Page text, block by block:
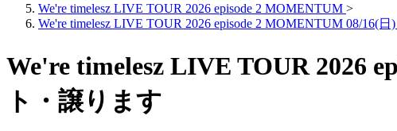
We're timelesz LIVE TOUR 2026 episode 2 MOMENTUM >
We're timelesz LIVE TOUR 2026 episode 2 MOMENTUM 08/16(日)
We're timelesz LIVE TOUR 2026
ト・譲ります